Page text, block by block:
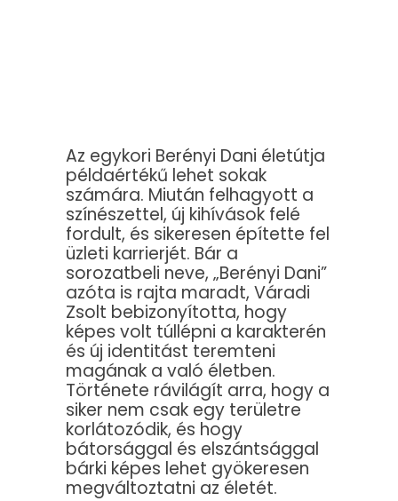
Az egykori Berényi Dani életútja
példaértékű lehet sokak
számára. Miután felhagyott a
színészettel, új kihívások felé
fordult, és sikeresen építette fel
üzleti karrierjét. Bár a
sorozatbeli neve, „Berényi Dani”
azóta is rajta maradt, Váradi
Zsolt bebizonyította, hogy
képes volt túllépni a karakterén
és új identitást teremteni
magának a való életben.
Története rávilágít arra, hogy a
siker nem csak egy területre
korlátozódik, és hogy
bátorsággal és elszántsággal
bárki képes lehet gyökeresen
megváltoztatni az életét.